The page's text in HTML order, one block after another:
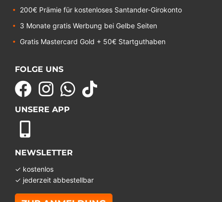
200€ Prämie für kostenloses Santander-Girokonto
3 Monate gratis Werbung bei Gelbe Seiten
Gratis Mastercard Gold + 50€ Startguthaben
FOLGE UNS
UNSERE APP
NEWSLETTER
✓ kostenlos
✓ jederzeit abbestellbar